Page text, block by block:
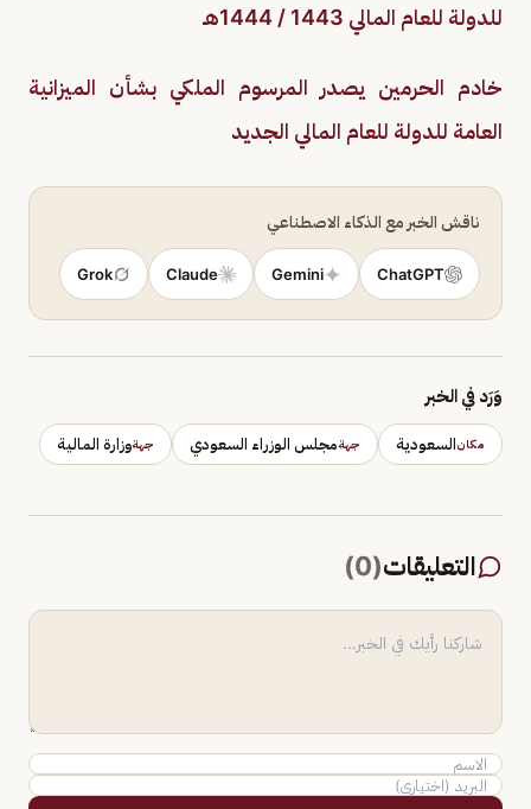
للدولة للعام المالي 1443 / 1444هـ
خادم الحرمين يصدر المرسوم الملكي بشأن الميزانية
العامة للدولة للعام المالي الجديد
ناقش الخبر مع الذكاء الاصطناعي
ChatGPT
Gemini
Claude
Grok
وَرَد في الخبر
مكانالسعودية جهةمجلس الوزراء السعودي جهةوزارة المالية
التعليقات(
0
)